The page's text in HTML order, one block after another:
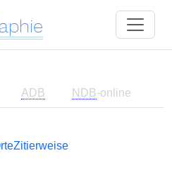
ADB NDB-online
Zitierweise